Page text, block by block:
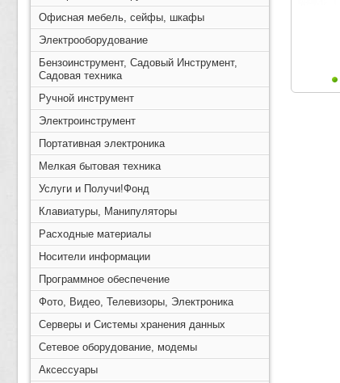
Офисная мебель, сейфы, шкафы
Электрооборудование
Бензоинструмент, Садовый Инструмент,
Садовая техника
Ручной инструмент
Электроинструмент
Портативная электроника
Мелкая бытовая техника
Услуги и Получи!Фонд
Клавиатуры, Манипуляторы
Расходные материалы
Носители информации
Программное обеспечение
Фото, Видео, Телевизоры, Электроника
Серверы и Системы хранения данных
Сетевое оборудование, модемы
Аксессуары